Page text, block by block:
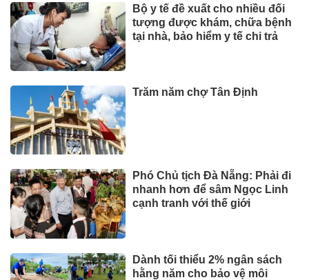
Bộ y tế đề xuất cho nhiều đối
tượng được khám, chữa bệnh
tại nhà, bảo hiểm y tế chi trả
Trăm năm chợ Tân Định
Phó Chủ tịch Đà Nẵng: Phải đi
nhanh hơn để sâm Ngọc Linh
cạnh tranh với thế giới
Dành tối thiểu 2% ngân sách
hằng năm cho bảo vệ môi